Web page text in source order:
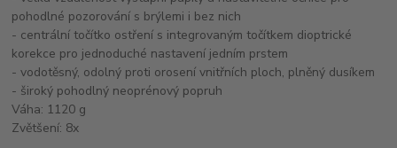
pohodlné pozorování s brýlemi i bez nich
- centrální točítko ostření s integrovaným točítkem dioptrické
korekce pro jednoduché nastavení jedním prstem
- vodotěsný, odolný proti orosení vnitřních ploch, plněný dusíkem
- široký pohodlný neoprénový popruh
Váha: 1120 g
Zvětšení: 8x